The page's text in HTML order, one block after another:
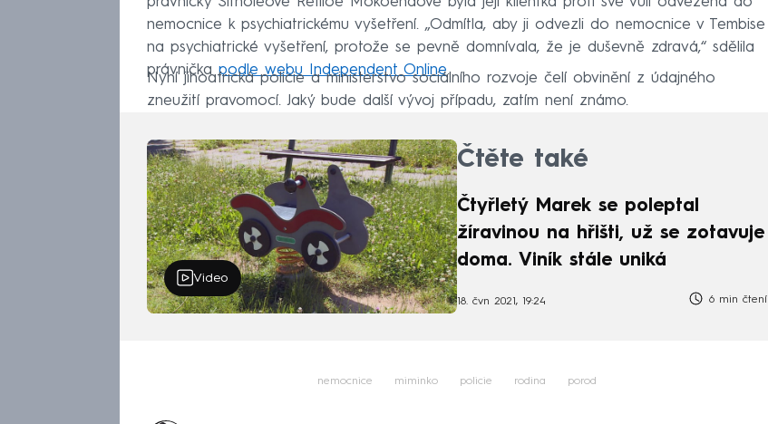
nemocnice k psychiatrickému vyšetření. „Odmítla, aby ji odvezli do nemocnice v Tembise
na psychiatrické vyšetření, protože se pevně domnívala, že je duševně zdravá,“ sdělila
právnička podle webu Independent Online.
Nyní jihoafrická policie a ministerstvo sociálního rozvoje čelí obvinění z údajného
zneužití pravomocí. Jaký bude další vývoj případu, zatím není známo.
Video
Čtěte také
Čtyřletý Marek se poleptal
žíravinou na hřišti, už se zotavuje
doma. Viník stále uniká
18. čvn 2021, 19:24 6 min čtení
nemocnice miminko policie rodina porod